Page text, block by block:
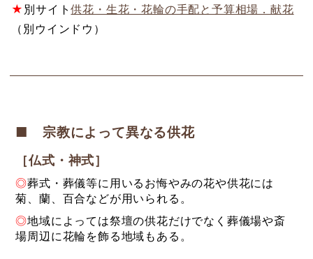
★ 別サイト供花・生花・花輪の手配と予算相場．献花
（別ウインドウ）
■ 宗教によって異なる供花
［仏式・神式］
◎葬式・葬儀等に用いるお悔やみの花や供花には
菊、蘭、百合などが用いられる。
◎地域によっては祭壇の供花だけでなく葬儀場や斎
場周辺に花輪を飾る地域もある。